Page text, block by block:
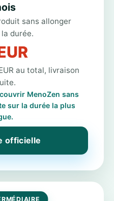
sans allonger
la durée.
au total, livraison
MenoZen sans
sur la durée la plus
officielle